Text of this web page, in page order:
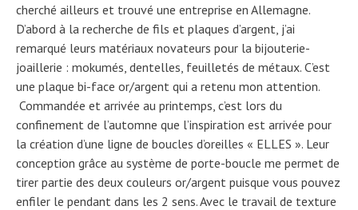
cherché ailleurs et trouvé une entreprise en Allemagne.
D’abord à la recherche de fils et plaques d’argent, j’ai
remarqué leurs matériaux novateurs pour la bijouterie-
joaillerie : mokumés, dentelles, feuilletés de métaux. C’est
une plaque bi-face or/argent qui a retenu mon attention.
Commandée et arrivée au printemps, c’est lors du
confinement de l’automne que l’inspiration est arrivée pour
la création d’une ligne de boucles d’oreilles « ELLES ». Leur
conception grâce au système de porte-boucle me permet de
tirer partie des deux couleurs or/argent puisque vous pouvez
enfiler le pendant dans les 2 sens. Avec le travail de texture